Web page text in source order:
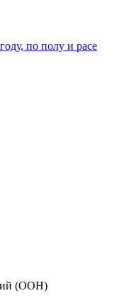
по полу и расе
(ООН)